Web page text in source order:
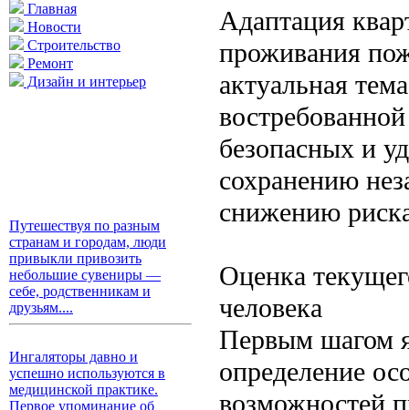
Главная
Новости
Строительство
Ремонт
Дизайн и интерьер
Путешествуя по разным
странам и городам, люди
привыкли привозить
небольшие сувениры —
себе, родственникам и
друзьям....
Ингаляторы давно и
успешно используются в
медицинской практике.
Первое упоминание об
Адаптация
проживания
актуальная
безопасных и
сохранению
снижению
Оценка
человека
Первым шагом
определение
возможностей